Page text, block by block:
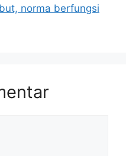
norma berfungsi